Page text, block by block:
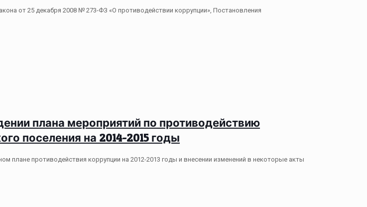
от 25 декабря 2008 № 273-ФЗ «О противодействии коррупции», Постановления
плана мероприятий по противодействию
поселения на 2014-2015 годы
плане противодействия коррупции на 2012-2013 годы и внесении изменений в некоторые акты